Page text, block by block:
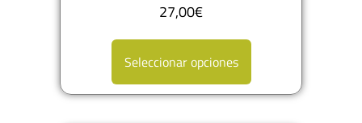
27,00€
Seleccionar opciones